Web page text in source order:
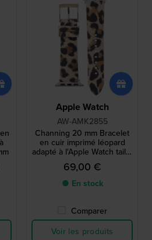
Apple Watch
AW-AMK2855
Channing 20 mm Bracelet
en cuir imprimé léopard
adapté à l'Apple Watch taille
1
69,00 €
● En stock
Comparer
Voir les produits